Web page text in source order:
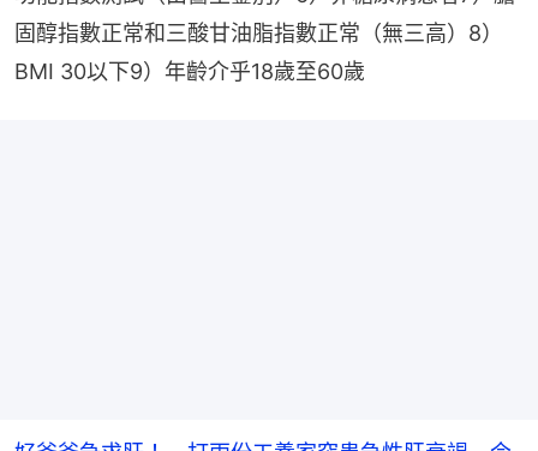
固醇指數正常和三酸甘油脂指數正常（無三高）8）
BMI 30以下9）年齡介乎18歲至60歲